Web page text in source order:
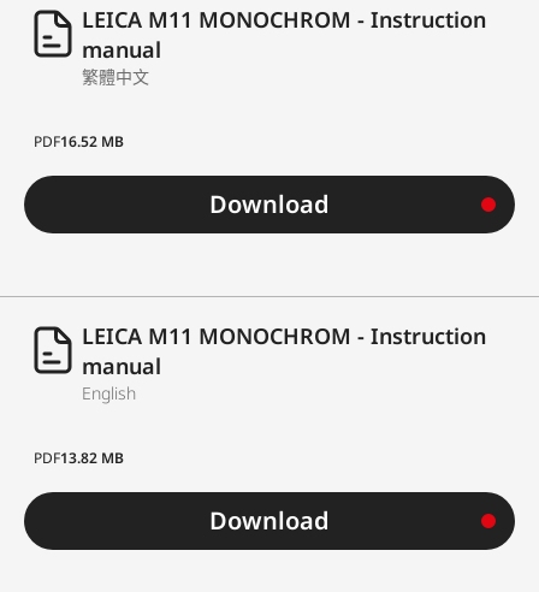
LEICA M11 MONOCHROM - Instruction
manual
繁體中文
PDF16.52 MB
Download
LEICA M11 MONOCHROM - Instruction
manual
English
PDF13.82 MB
Download